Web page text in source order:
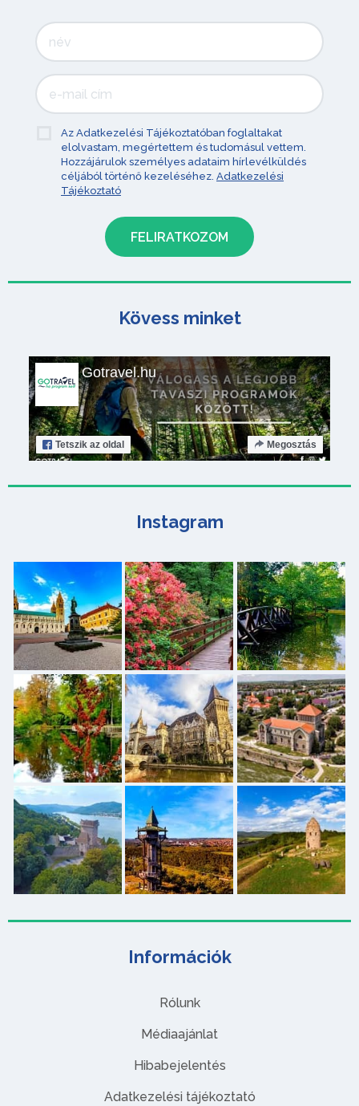
Információk
Rólunk
Médiaajánlat
Hibabejelentés
Adatkezelési tájékoztató
Az Adatkezelési Tájékoztatóban foglaltakat
elolvastam, megértettem és tudomásul vettem.
Hozzájárulok személyes adataim hírlevélküldés
céljából történő kezeléséhez. Adatkezelési
Tájékoztató
Kövess minket
Gotravel.hu
Tetszik az oldal Megosztás
Instagram